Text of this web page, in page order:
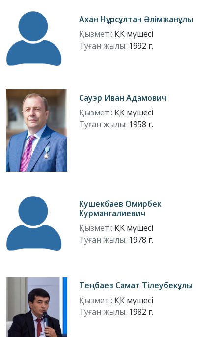
Ахан Нұрсұлтан Әлімжанұлы
Қызметі: ҚК мүшесі
Туған жылы: 1992 г.
Сауэр Иван Адамович
Қызметі: ҚК мүшесі
Туған жылы: 1958 г.
Кушекбаев Омирбек
Курмангалиевич
Қызметі: ҚК мүшесі
Туған жылы: 1978 г.
Теңбаев Самат Тілеубекұлы
Қызметі: ҚК мүшесі
Туған жылы: 1982 г.